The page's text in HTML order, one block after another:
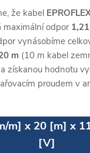
že kabel
maximální odpor
vynásobíme
m (10 m kabel
získanou hodnotu
proudem v
m] x 20 [m] x
[V]